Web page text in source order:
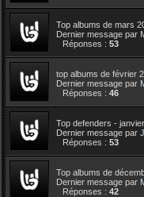
Top albums de mars
Dernier message par
Réponses : 53
top albums de février
Dernier message par
Réponses : 46
Top defenders -
Dernier message par
Réponses : 53
Top albums de
Dernier message par
Réponses : 42